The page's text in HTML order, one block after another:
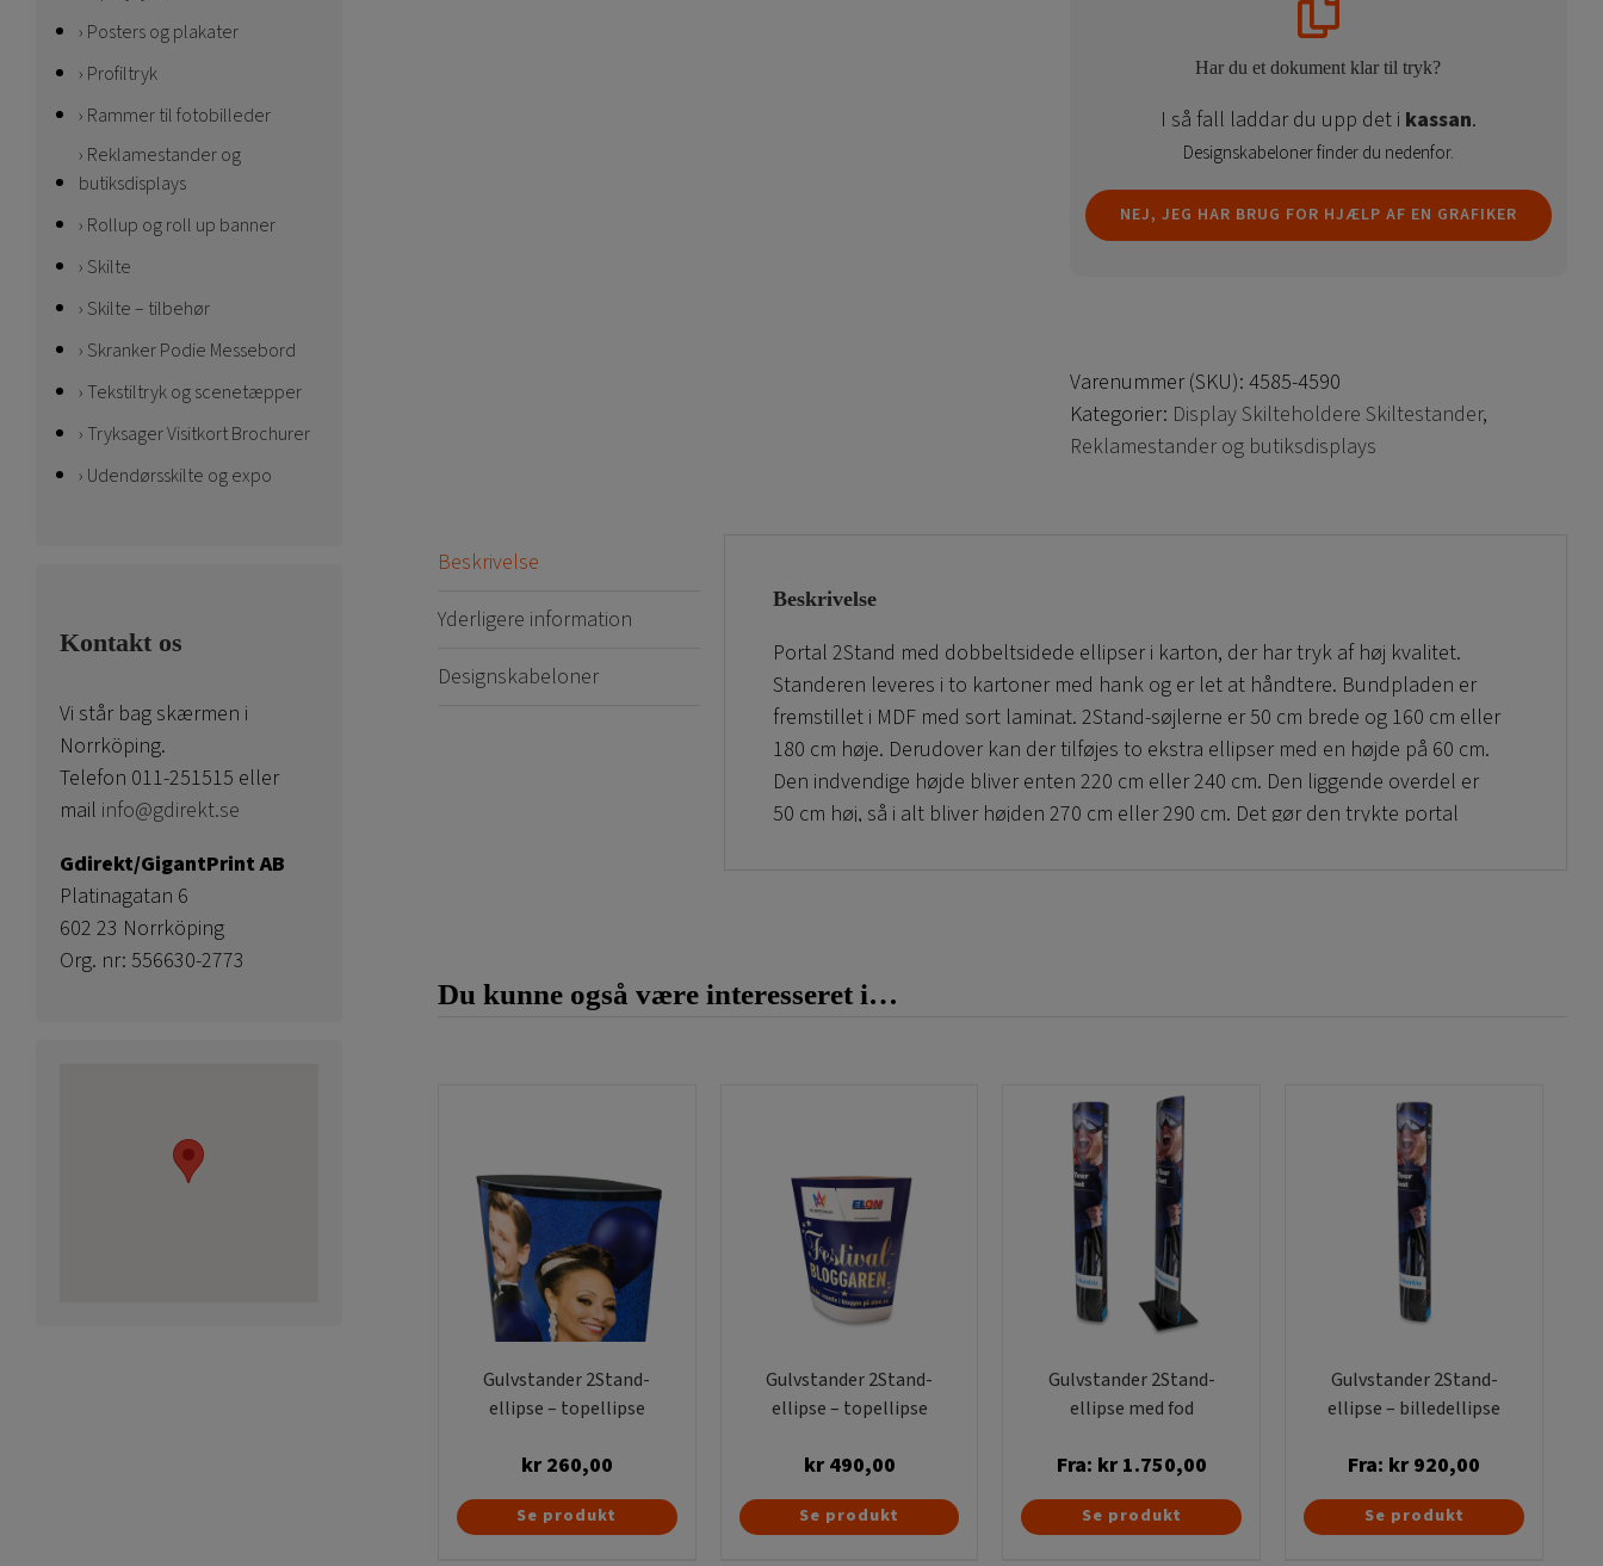
Har du et dokument klar til tryk?
I så fall laddar du upp det i kassan.
Designskabeloner finder du nedenfor.
NEJ, JEG HAR BRUG FOR HJÆLP AF EN GRAFIKER
Varenummer (SKU): 4585-4590
Kategorier: Display Skilteholdere Skiltestander,
Reklamestander og butiksdisplays
Beskrivelse
Yderligere information
Designskabeloner
Beskrivelse
Portal 2Stand med dobbeltsidede ellipser i karton, der har tryk af høj kvalitet.
Standeren leveres i to kartoner med hank og er let at håndtere. Bundpladen er
fremstillet i MDF med sort laminat. 2Stand-søjlerne er 50 cm brede og 160 cm eller
180 cm høje. Derudover kan der tilføjes to ekstra ellipser med en højde på 60 cm.
Den indvendige højde bliver enten 220 cm eller 240 cm. Den liggende overdel er
50 cm høj, så i alt bliver højden 270 cm eller 290 cm. Det gør den trykte portal
sider. Tryk på karton er en billig løsning. Det gælder både store og små partier,
ellipsen, der er trykt på karton, over standeren.
Vi har også andre løsninger inden for trykte displays og trykte portaler. Se vores
modeller
her!
Du kunne også være interesseret i…
Gulvstander 2Stand-
ellipse – topellipse
kr260,00
Se produkt
Gulvstander 2Stand-
ellipse – topellipse
kr490,00
Se produkt
Gulvstander 2Stand-
ellipse med fod
Fra: kr1.750,00
Dette
Se produkt
Gulvstander 2Stand-
ellipse – billedellipse
Fra: kr 920,00
Dette
Se produkt
Posters og plakater
Profiltryk
Rammer til fotobilleder
Reklamestander og
butiksdisplays
Rollup og roll up banner
Skilte
Skilte – tilbehør
Skranker Podie Messebord
Tekstiltryk og scenetæpper
Tryksager Visitkort Brochurer
Udendørsskilte og expo
Kontakt os
Vi står bag skærmen i
Norrköping.
Telefon 011-251515 eller
mail info@gdirekt.se
Gdirekt/GigantPrint AB
Platinagatan 6
602 23 Norrköping
Org. nr: 556630-2773